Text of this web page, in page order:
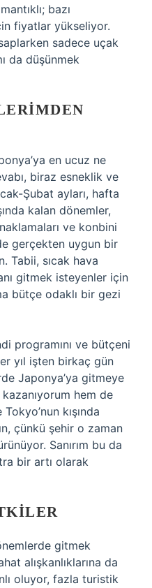
bazı
fiyatlar yükseliyor.
sadece uçak
da düşünmek
en ucuz ne
biraz esneklik ve
Şubat ayları, hafta
kalan dönemler,
ve konbini
gerçekten uygun bir
Tabii, sıcak hava
gitmek isteyenler için
bütçe odaklı bir gezi
programını ve bütçeni
yıl işten birkaç gün
Japonya’ya gitmeye
hem de
kışında
çünkü şehir o zaman
Sanırım bu da
bir artı olarak
gitmek
alışkanlıklarına da
oluyor, fazla turistik